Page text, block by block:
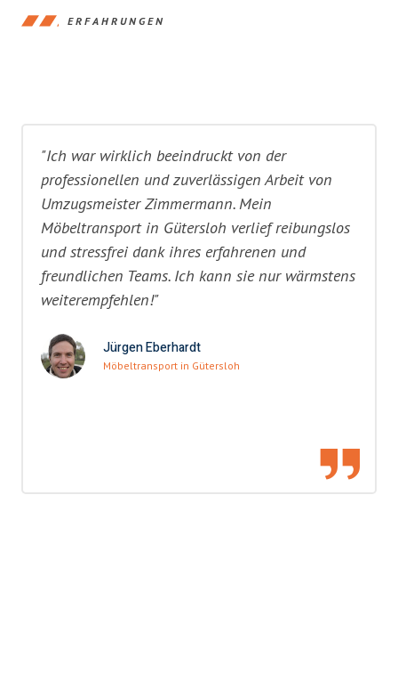
ERFAHRUNGEN
"Ich war wirklich beeindruckt von der
professionellen und zuverlässigen Arbeit von
Umzugsmeister Zimmermann. Mein
Möbeltransport in Gütersloh verlief reibungslos
und stressfrei dank ihres erfahrenen und
freundlichen Teams. Ich kann sie nur wärmstens
weiterempfehlen!"
Jürgen Eberhardt
Möbeltransport in Gütersloh